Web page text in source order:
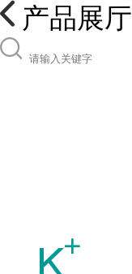
产品展厅